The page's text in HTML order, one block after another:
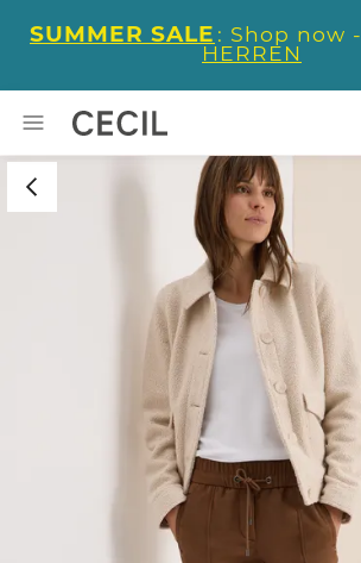
SUMMER SALE : Shop now -
HERREN